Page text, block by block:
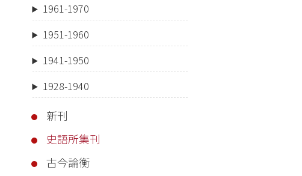
1961-1970
1951-1960
1941-1950
1928-1940
新刊
史語所集刊
古今論衡